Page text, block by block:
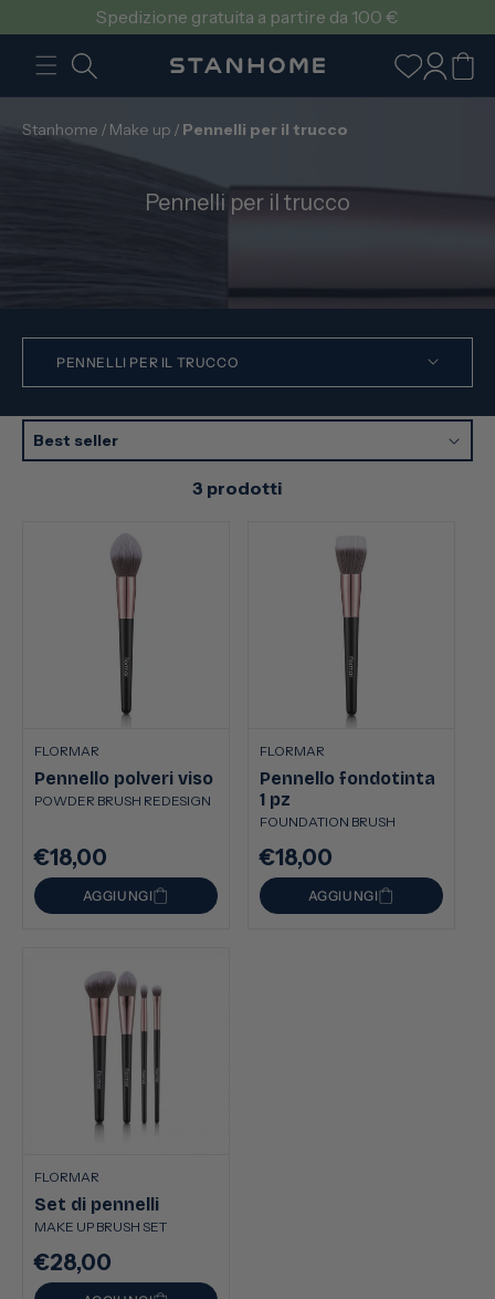
DIRETTAMENTESpedizione gratuita a partire da 100 €
Accedi
Carrello
Stanhome / Make up / Pennelli per il trucco
C
z
i
o
n
:
Pennelli per il trucco
PENNELLI PER IL TRUCCO
Best seller
3 prodotti
FLORMAR
Pennello polveri viso
POWDER BRUSH REDESIGN
Prezzo
di
listino
€18,00
AGGIUNGI
FLORMAR
Pennello fondotinta
1 pz
FOUNDATION BRUSH
Prezzo
di
listino
€18,00
AGGIUNGI
FLORMAR
Set di pennelli
MAKE UP BRUSH SET
Prezzo
di
€28,00